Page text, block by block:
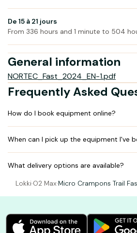
De 15 à 21 jours
From 336 hours and 1 minute to 504
General information
NORTEC_Fast_2024_EN-1.pdf
Frequently Asked
How do I book equipment online?
When can I pick up the equipment I've
What delivery options are available?
Lokki·O2 Max·Micro Crampons Trail